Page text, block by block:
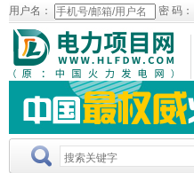
用户名： 密 码：